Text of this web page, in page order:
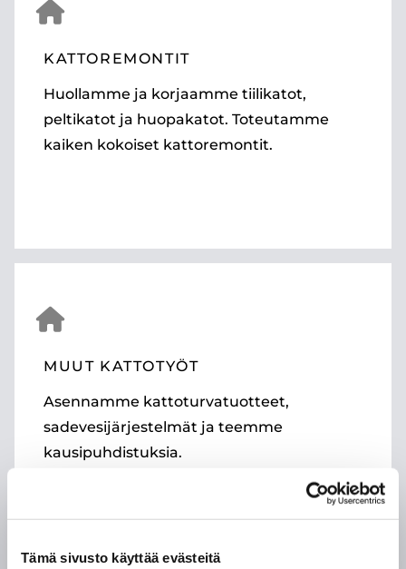
Tämä sivusto käyttää evästeitä
KATTOREMONTIT
Huollamme ja korjaamme tiilikatot,
peltikatot ja huopakatot. Toteutamme
kaiken kokoiset kattoremontit.
MUUT KATTOTYÖT
Asennamme kattoturvatuotteet,
sadevesijärjestelmät ja teemme
kausipuhdistuksia.